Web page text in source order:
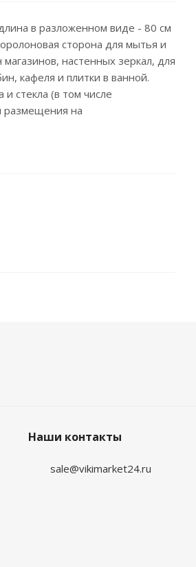
в разложенном виде - 80 см
сторона для мытья и
настенных зеркал, для
кафеля и плитки в ванной.
стекла (в том числе
размещения на
Наши контакты
sale@vikimarket24.ru